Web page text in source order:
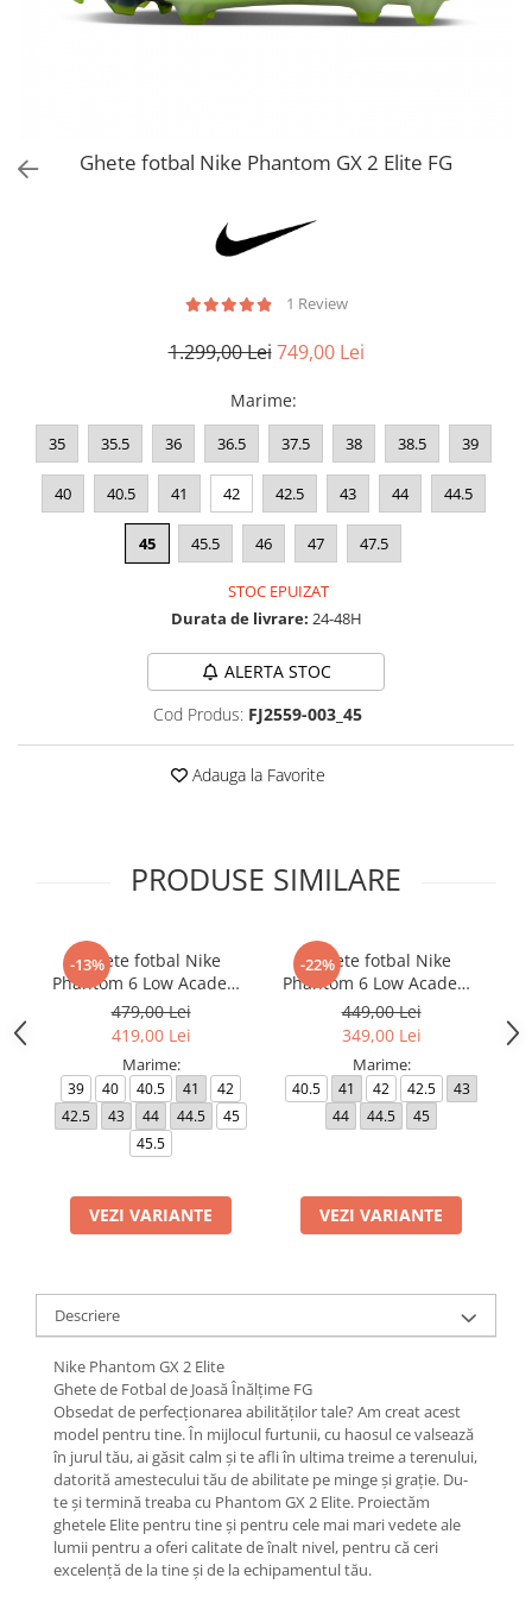
Bluze fotbal copii
Sorturi fotbal femei
Ghete fotbal Nike Phantom GX 2 Elite FG
1 Review
1.299,00 Lei 749,00 Lei
Marime:
35 35.5 36 36.5 37.5 38 38.5 39
40 40.5 41 42 42.5 43 44 44.5
45 45.5 46 47 47.5
STOC EPUIZAT
Durata de livrare: 24-48H
ALERTA STOC
Cod Produs: FJ2559-003_45
Adauga la Favorite
PRODUSE SIMILARE
-13%
Ghete fotbal Nike
Phantom 6 Low Academy
TF NU3
479,00 Lei
419,00 Lei
Marime:
39 40 40.5 41
42
42.5
43 44 44.5
45
45.5
VEZI VARIANTE
-22%
Ghete fotbal Nike
Phantom 6 Low Academy
TF
449,00 Lei
349,00 Lei
Marime:
40.5 41 42 42.5
43
44
44.5 45
VEZI VARIANTE
Descriere
Nike Phantom GX 2 Elite
Ghete de Fotbal de Joasă Înălțime FG
Obsedat de perfecționarea abilităților tale? Am creat acest
model pentru tine. În mijlocul furtunii, cu haosul ce valsează
în jurul tău, ai găsit calm și te afli în ultima treime a terenului,
datorită amestecului tău de abilitate pe minge și grație. Du-
te și termină treaba cu Phantom GX 2 Elite. Proiectăm
ghetele Elite pentru tine și pentru cele mai mari vedete ale
lumii pentru a oferi calitate de înalt nivel, pentru că ceri
excelență de la tine și de la echipamentul tău.